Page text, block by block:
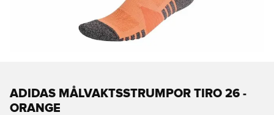
ADIDAS MÅLVAKTSSTRUMPOR TIRO 26 -
ORANGE